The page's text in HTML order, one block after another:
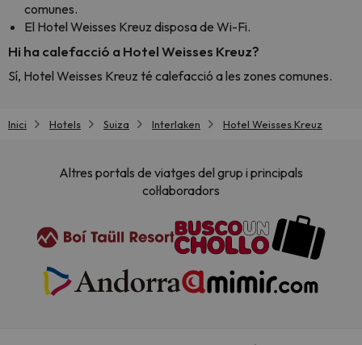
comunes.
El Hotel Weisses Kreuz disposa de Wi-Fi.
Hi ha calefacció a Hotel Weisses Kreuz?
Sí, Hotel Weisses Kreuz té calefacció a les zones comunes.
Inici Hotels Suiza Interlaken Hotel Weisses Kreuz
Altres portals de viatges del grup i principals
col·laboradors